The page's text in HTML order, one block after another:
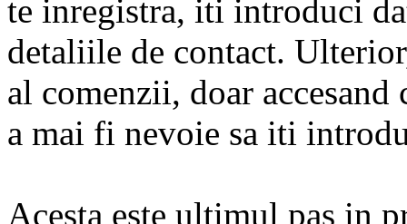
te inregistra, iti introduci
detaliile de contact.
al comenzii, doar
a mai fi nevoie sa iti
Acesta este ultimul pas in